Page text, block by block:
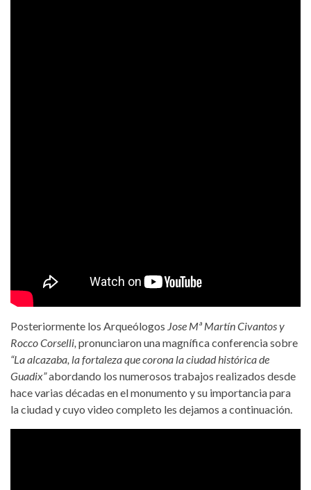
Posteriormente los Arqueólogos Jose Mª Martín Civantos y
Rocco Corselli, pronunciaron una magnífica conferencia sobre
“La alcazaba, la fortaleza que corona la ciudad histórica de
Guadix”abordando los numerosos trabajos realizados desde
hace varias décadas en el monumento y su importancia para
la ciudad y cuyo video completo les dejamos a continuación.